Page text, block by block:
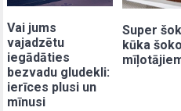
Vai jums
vajadzētu
iegādāties
bezvadu gludekli:
ierīces plusi un
mīnusi
Super
kūka